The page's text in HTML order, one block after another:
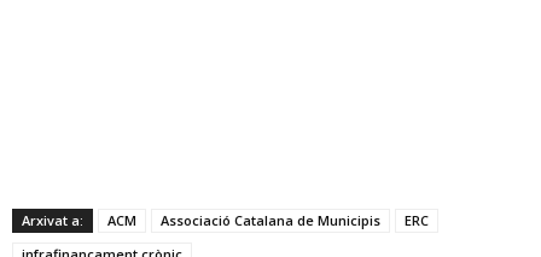
Arxivat a: ACM Associació Catalana de Municipis
ERC